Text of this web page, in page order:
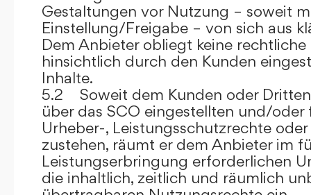
Gestaltungen vor Nutzung – soweit
Einstellung/Freigabe – von sich aus
Dem Anbieter obliegt keine
hinsichtlich durch den Kunden
Inhalte.
5.2 Soweit dem Kunden oder
über das SCO eingestellten und/
Urheber-, Leistungsschutzrechte
zustehen, räumt er dem Anbieter im
Leistungserbringung erforderlichen
die inhaltlich, zeitlich und räumlich